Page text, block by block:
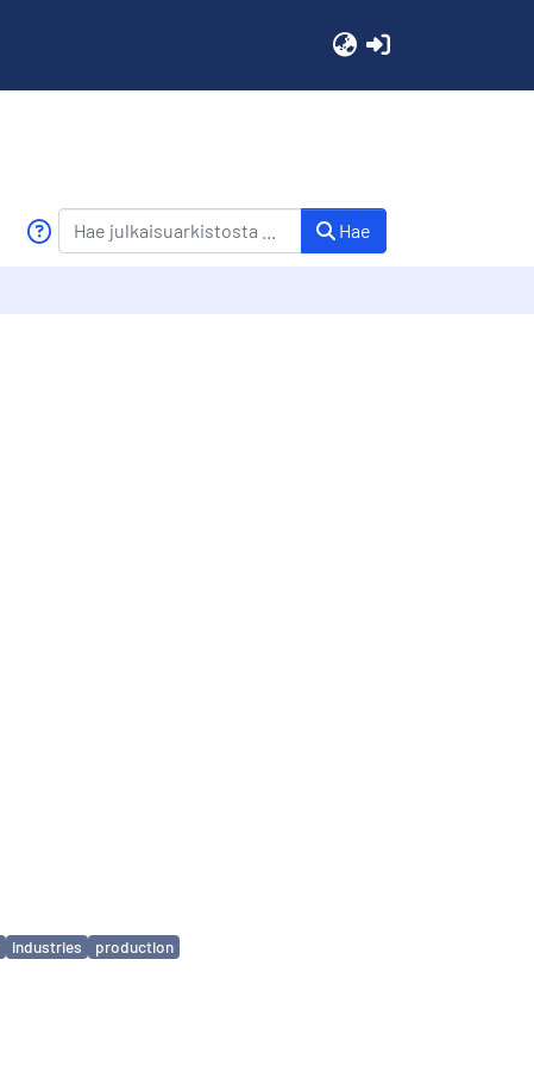
Hae
industries
production